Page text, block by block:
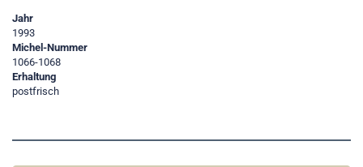
Jahr
1993
Michel-Nummer
1066-1068
Erhaltung
postfrisch